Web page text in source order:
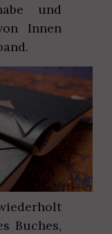
und
Innen
Buches,